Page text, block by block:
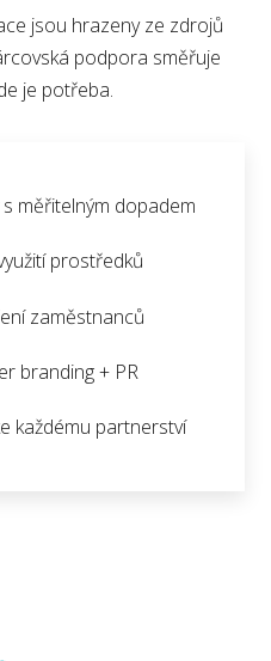
jsou hrazeny ze zdrojů
podpora směřuje
je potřeba.
měřitelným dopadem
prostředků
zaměstnanců
branding + PR
každému partnerství